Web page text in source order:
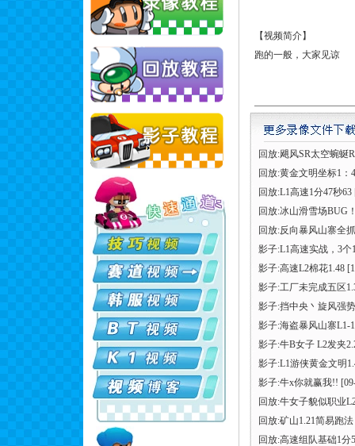
【视频简介】
跑的一般，大家见谅
回放:飓风SR太空蜿蜒
回放:黄金文明坐标1：
回放:L1高速1分47秒63
回放:冰山滑雪场BUG
回放:反向暴风山寨全
影子:L1高速实战，3个
影子:高速L2棉花1.48
影子:工厂未完成五区
影子:挡中央丶旋风强
影子:海盗暴风山寨L1-
影子:牛B女子 L2发夹
影子:L1游侠黄金文明
影子:牛x你就赢我!!
回放:牛女子貌似职业
回放:矿山1.21简易跑法
回放:高速组队基础1分